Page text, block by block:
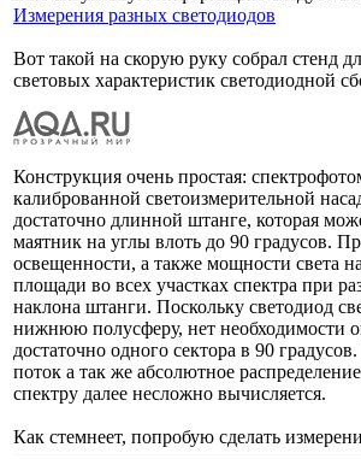
Измерения разных светодиодов
Вот такой на скорую руку собрал стенд
световых характеристик светодиодной
Конструкция очень простая:
калиброванной светоизмерительной
достаточно длинной штанге, которая
маятник на углы влоть до 90 градусов.
освещенности, а также мощности света
площади во всех участках спектра при
наклона штанги. Поскольку светодиод
нижнюю полусферу, нет необходимости
достаточно одного сектора в 90
поток а так же абсолютное
спектру далее несложно вычисляется.
Как стемнеет, попробую сделать